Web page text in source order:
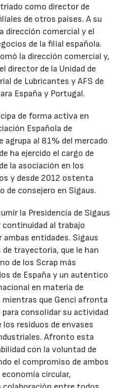
como director de
de otros países. A su
dirección comercial y el
de la filial española.
la dirección comercial y,
director de la Unidad de
de Lubricantes y AFS de
España y Portugal.
de forma activa en
Española de
agrupa al 81% del mercado
ha ejercido el cargo de
la asociación en los
y desde 2012 ostenta
de consejero en Sigaus.
la Presidencia de Sigaus
continuidad al trabajo
ambas entidades. Sigaus
de trayectoria, que le han
de los Scrap más
de España y un auténtico
en materia de
mientras que Genci afronta
para consolidar su actividad
residuos de envases
Afronto esta
con la voluntad de
el compromiso de ambos
circular,